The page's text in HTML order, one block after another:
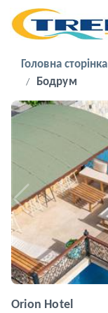
Головна сторінка
Бодрум
Orion Hotel